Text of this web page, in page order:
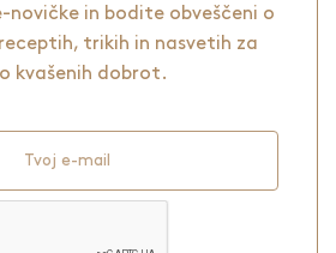
novičke in bodite obveščeni o
trikih in nasvetih za
kvašenih dobrot.
Tvoj e-mail